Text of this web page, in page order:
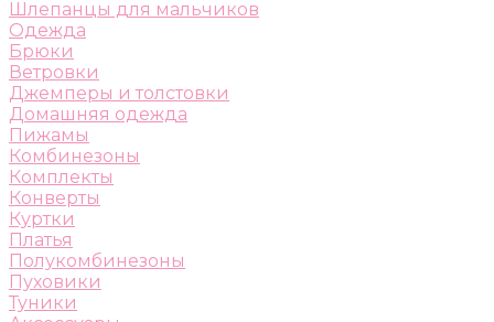
Шлепанцы для мальчиков
Одежда
Брюки
Ветровки
Джемперы и толстовки
Домашняя одежда
Пижамы
Комбинезоны
Комплекты
Конверты
Куртки
Платья
Полукомбинезоны
Пуховики
Туники